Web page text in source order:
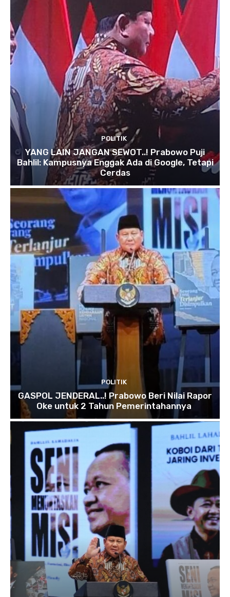
POLITIK
YANG LAIN JANGAN SEWOT..! Prabowo Puji
Bahlil: Kampusnya Enggak Ada di Google, Tetapi
Cerdas
POLITIK
GASPOL JENDERAL..! Prabowo Beri Nilai Rapor
Oke untuk 2 Tahun Pemerintahannya